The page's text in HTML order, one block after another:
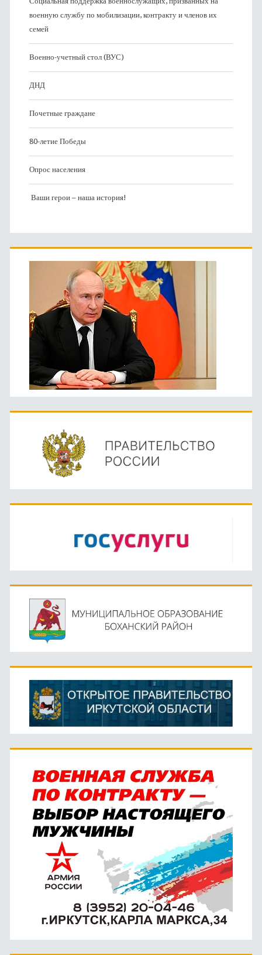
военную службу по мобилизации, контракту и членов их
семей
Военно-учетный стол (ВУС)
ДНД
Почетные граждане
80-летие Победы
Опрос населения
Ваши герои – наша история!